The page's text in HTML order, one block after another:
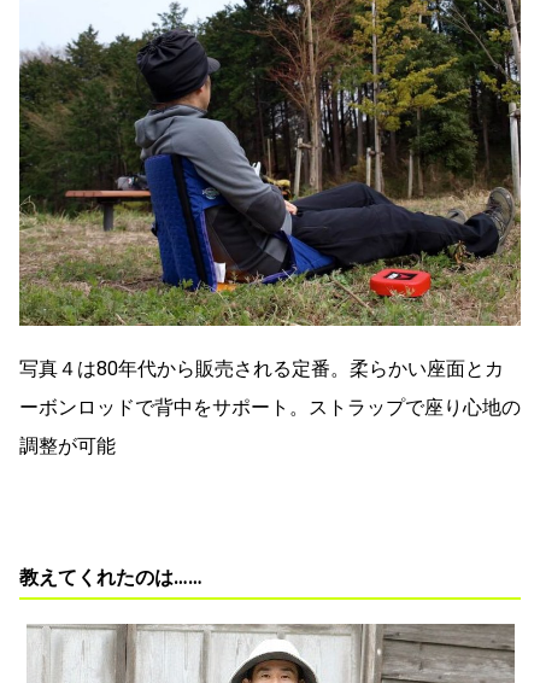
写真４は80年代から販売される定番。柔らかい座面とカ
ーボンロッドで背中をサポート。ストラップで座り心地の
調整が可能
教えてくれたのは……